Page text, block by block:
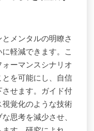
ルでリハーサルす
トレスを和らげ、
不安を軽減す
メンタルの明瞭さ